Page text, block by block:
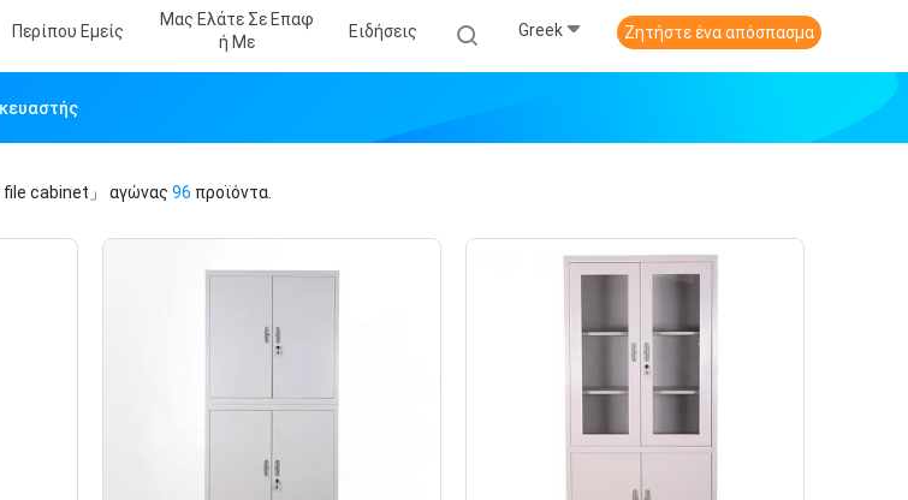
Περίπου Εμείς
Μας Ελάτε Σε Επαφ
Ή Με
Ειδήσεις Greek Ζητήστε ένα απόσπασμα
cabinet」 αγώνας 96 προϊόντα.